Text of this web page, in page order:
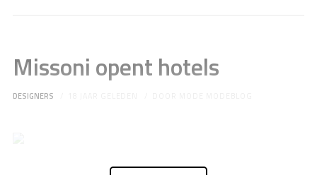
Missoni opent hotels
DESIGNERS